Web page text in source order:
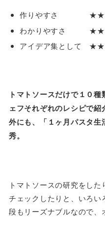
作りやすさ
わかりやすさ
アイデア集として
トマトソースだけで１０
ェフそれぞれのレシピで
外にも、「１ヶ月パスタ
秀。
トマトソースの研究をした
チェックしたりと、いろい
段もリーズナブルなので、